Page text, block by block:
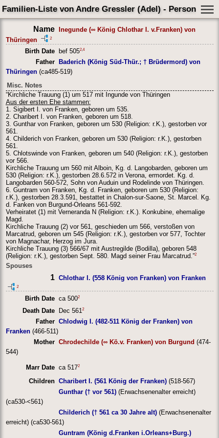
Familien-Liste von Andre Gressler (Adel) - Person
Name Inegunde (∞ König Chlothar I. v.Franken) von
Thüringen
2
Birth Date bef 5052, 4
Father
Baderich (König Süd-Thür.; † Brüdermord) von
Thüringen(ca485-519)
Misc. Notes
“Kirchliche Trauung (1) um 517 mit Ingunde von Thüringen
Aus der ersten Ehe stammen:
1. Sigibert I. von Franken, geboren um 535.
2. Charibert I. von Franken, geboren um 518.
3. Gunthar von Franken, geboren um 530 (Religion: r.K.), gestorben vor
561.
4. Childerich von Franken, geboren um 530 (Religion: r.K.), gestorben
561.
5. Chlotswinde von Franken, geboren um 540 (Religion: r.K.), gestorben
vor 566.
Kirchliche Trauung um 560 mit Alboin, Kg. d. Langobarden, geboren um
530 (Religion: r.K.), gestorben 28.6.572 in Verona, ermordet. Kg. d.
Langobarden 560-572, Sohn von Auduin und Rodelinde von Thüringen.
6. Guntram von Franken, Kg. d. Franken, geboren um 530 (Religion:
r.K.), gestorben 28.3.591, bestattet in Chalon-sur-Saone, St. Marcel. Kg.
d. Fanken von Burgund-Orleans 561-592.
Verheiratet (1) mit Verneranda N (Religion: r.K.). Konkubine, ehemalige
Magd.
Kirchliche Trauung (2) vor 561, geschieden um 566, verstoßen von
Marcatrud, geboren um 545 (Religion: r.K.), gestorben vor 577, Tochter
von Magnachar, Herzog im Jura.
Kirchliche Trauung (3) 566/67 mit Austregilde (Bodilla), geboren 548
(Religion: r.K.), gestorben Sept. 580. Magd seiner Frau Marcatrud.”2
Spouses
1 Chlothar I. (558 König von Franken) von Franken
2
Birth Date ca 5002
Death Date Dec 5612
Father Chlodwig I. (482-511 König der Franken) von
Franken(466-511)
Mother Chrodechilde (∞ Kö.v. Franken) von Burgund (474-
544)
Marr Date ca 5172
Children Charibert I. (561 König der Franken)(518-567)
Gunthar († vor 561)(Erwachsenenalter erreicht)
(ca530-<561)
Childerich († 561 ca 30 Jahre alt)(Erwachsenenalter
erreicht) (ca530-561)
Guntram (König d.Franken i.Orleans+Burg.)